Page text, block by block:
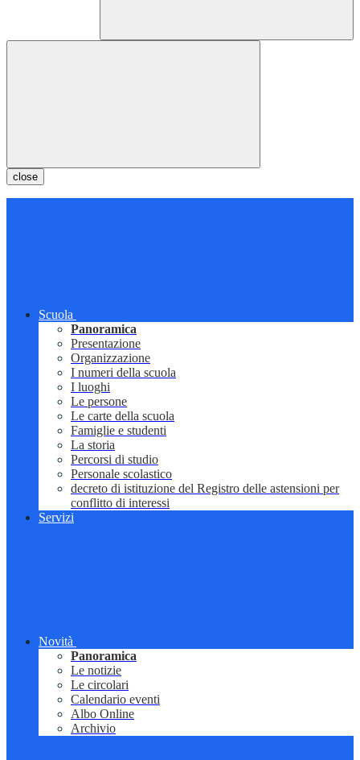
close
Scuola
Panoramica
Presentazione
Organizzazione
I numeri della scuola
I luoghi
Le persone
Le carte della scuola
Famiglie e studenti
La storia
Percorsi di studio
Personale scolastico
decreto di istituzione del Registro delle astensioni per
conflitto di interessi
Servizi
Novità
Panoramica
Le notizie
Le circolari
Calendario eventi
Albo Online
Archivio